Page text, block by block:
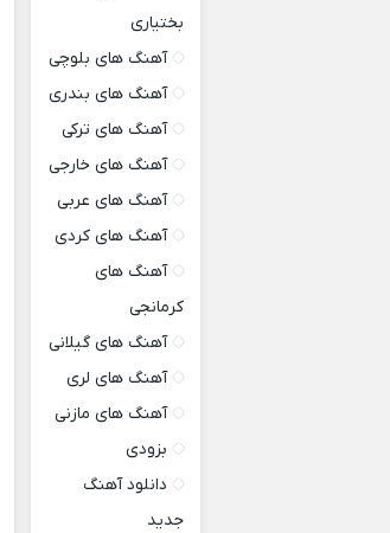
بختیاری
آهنگ های بلوچی
آهنگ های بندری
آهنگ های ترکی
آهنگ های خارجی
آهنگ های عربی
آهنگ های کردی
آهنگ های
کرمانجی
آهنگ های گیلانی
آهنگ های لری
آهنگ های مازنی
بزودی
دانلود آهنگ
جدید